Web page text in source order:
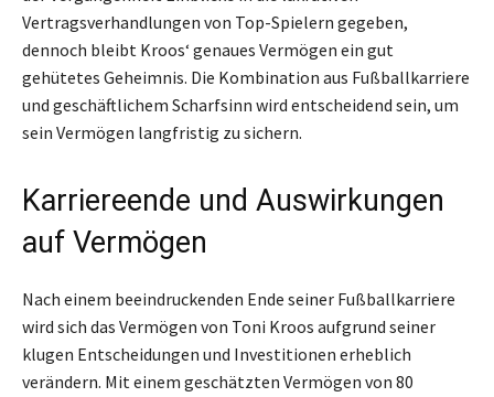
Vertragsverhandlungen von Top-Spielern gegeben,
dennoch bleibt Kroos‘ genaues Vermögen ein gut
gehütetes Geheimnis. Die Kombination aus Fußballkarriere
und geschäftlichem Scharfsinn wird entscheidend sein, um
sein Vermögen langfristig zu sichern.
Karriereende und Auswirkungen
auf Vermögen
Nach einem beeindruckenden Ende seiner Fußballkarriere
wird sich das Vermögen von Toni Kroos aufgrund seiner
klugen Entscheidungen und Investitionen erheblich
verändern. Mit einem geschätzten Vermögen von 80